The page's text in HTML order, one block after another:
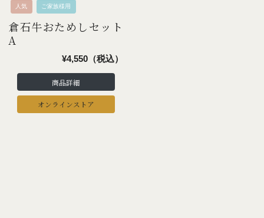
人気 ご家族様用
倉石牛おためしセット
A
¥4,550（税込）
商品詳細
オンラインストア